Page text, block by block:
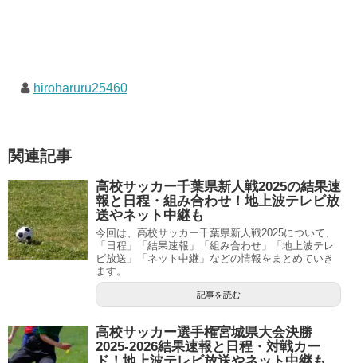
hiroharuru25460
関連記事
高校サッカー千葉県新人戦2025の結果速
報と日程・組み合わせ！地上波テレビ放
送やネット中継も
今回は、高校サッカー千葉県新人戦2025について、
「日程」「結果速報」「組み合わせ」「地上波テレ
ビ放送」「ネット中継」などの情報をまとめていき
ます。
記事を読む
高校サッカー選手権宮城県大会決勝
2025-2026結果速報と日程・対戦カー